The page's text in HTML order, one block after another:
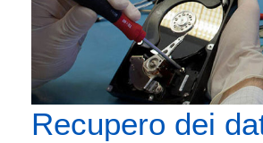
Recupero dei